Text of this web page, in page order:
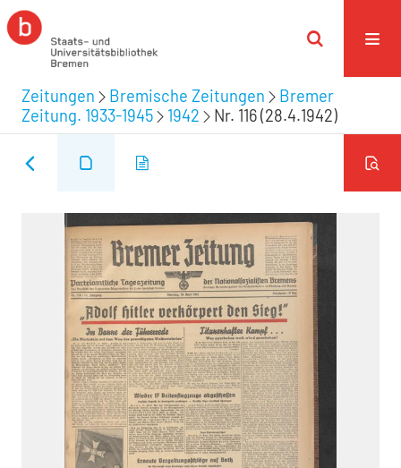
Zeitungen Bremische Zeitungen
Bremer
Zeitung. 1933-1945
1942 Nr. 116 (28.4.1942)